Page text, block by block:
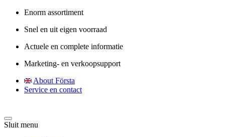
Enorm assortiment
Snel en uit eigen voorraad
Actuele en complete informatie
Marketing- en verkoopsupport
About Första
Service en contact
Sluit menu